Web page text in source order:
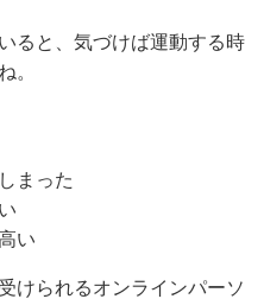
ると、気づけば運動する時
。
まった
い
けられるオンラインパーソ